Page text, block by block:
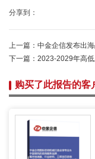
分享到：
上一篇： 中金企信发布出海战
下一篇： 2023-2029年高低
购买了此报告的客